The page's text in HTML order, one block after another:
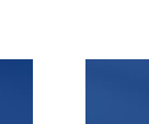
Cliccando su